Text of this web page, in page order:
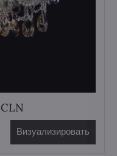
Визуализировать